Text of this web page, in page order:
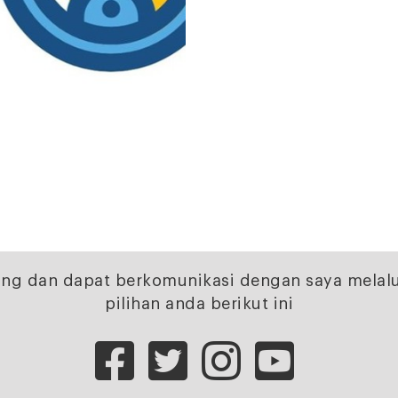
dan dapat berkomunikasi dengan saya
pilihan anda berikut ini